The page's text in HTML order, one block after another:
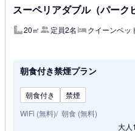
スーペリアダブル（パーク
20㎡ 定員2名 クイーンベッ
朝食付き禁煙プラン
朝食付き
禁煙
WiFi (無料) 朝食 (無料)
大人